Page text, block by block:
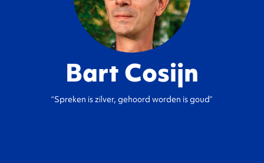
Bart Cosijn
“Spreken is zilver, gehoord worden is goud”